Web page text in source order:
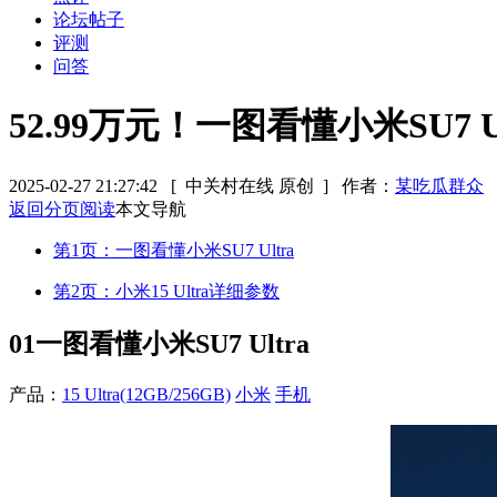
论坛帖子
评测
问答
52.99万元！一图看懂小米SU7
2025-02-27 21:27:42 [ 中关村在线 原创 ] 作者： 某吃瓜群众
返回分页阅读本文导航
第1页：一图看懂小米SU7 Ultra
第2页：小米15 Ultra详细参数
01一图看懂小米SU7 Ultra
产品： 15 Ultra(12GB/256GB) 小米 手机